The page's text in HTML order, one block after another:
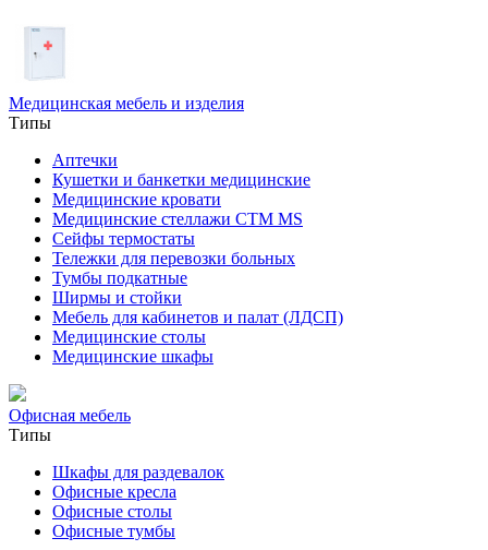
Медицинская мебель и изделия
Типы
Аптечки
Кушетки и банкетки медицинские
Медицинские кровати
Медицинские стеллажи CTM MS
Сейфы термостаты
Тележки для перевозки больных
Тумбы подкатные
Ширмы и стойки
Мебель для кабинетов и палат (ЛДСП)
Медицинские столы
Медицинские шкафы
Офисная мебель
Типы
Шкафы для раздевалок
Офисные кресла
Офисные столы
Офисные тумбы